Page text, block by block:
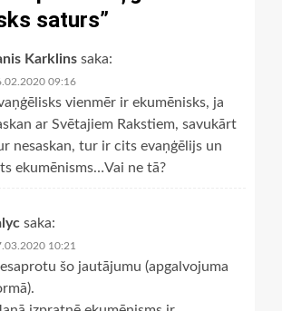
saturs”
Karklins saka:
09:16
vienmēr ir ekumēnisks, ja
ar Svētajiem Rakstiem, savukārt
nesaskan, tur ir cits evaņģēlijs un
ekumēnisms…Vai ne tā?
saka:
10:21
šo jautājumu (apgalvojuma